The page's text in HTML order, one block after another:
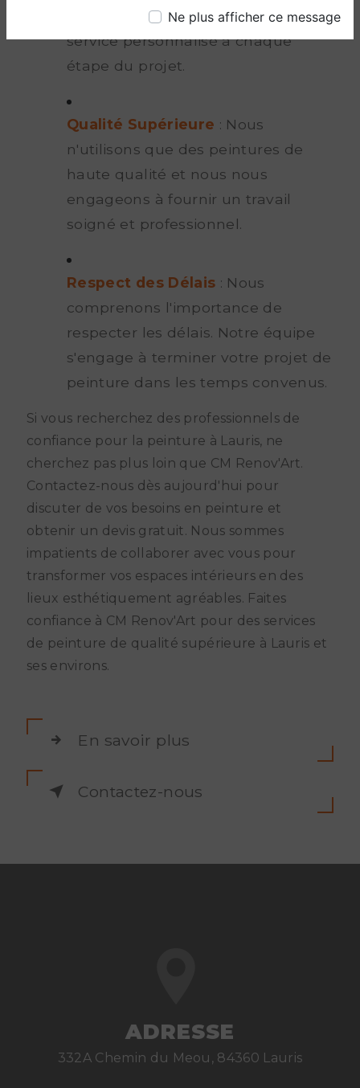
Ne plus afficher ce message
nous efforçons de vous fournir un
service personnalisé à chaque
étape du projet.
Qualité Supérieure : Nous
n'utilisons que des peintures de
haute qualité et nous nous
engageons à fournir un travail
soigné et professionnel.
Respect des Délais : Nous
comprenons l'importance de
respecter les délais. Notre équipe
s'engage à terminer votre projet de
peinture dans les temps convenus.
Si vous recherchez des professionnels de
confiance pour la peinture à Lauris, ne
cherchez pas plus loin que CM Renov'Art.
Contactez-nous dès aujourd'hui pour
discuter de vos besoins en peinture et
obtenir un devis gratuit. Nous sommes
impatients de collaborer avec vous pour
transformer vos espaces intérieurs en des
lieux esthétiquement agréables. Faites
confiance à CM Renov'Art pour des services
de peinture de qualité supérieure à Lauris et
ses environs.
En savoir plus
Contactez-nous
ADRESSE
332A Chemin du Meou, 84360 Lauris